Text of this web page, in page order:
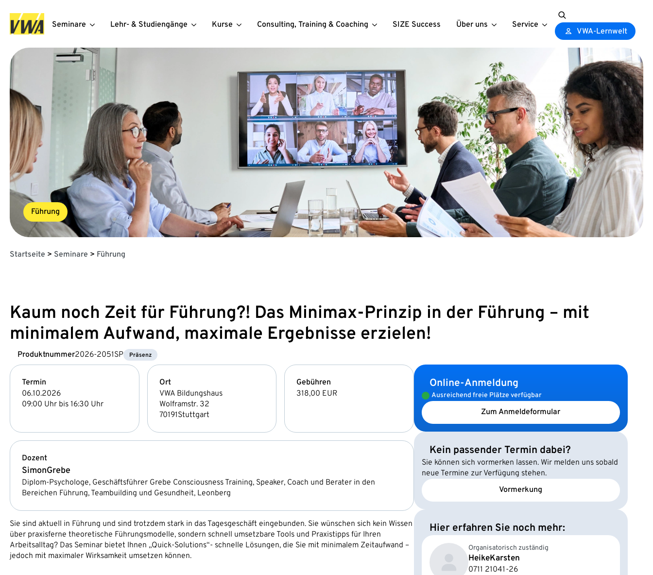
Seminare Lehr- & Studiengänge Kurse Consulting, Training & Coaching SIZE Success Über uns Service
Search
for:
VWA-Lernwelt
Führung
Startseite > Seminare > Führung
Kaum noch Zeit für Führung?! Das Minimax-Prinzip in der Führung – mit
minimalem Aufwand, maximale Ergebnisse erzielen!
Produktnummer2026-2051SP Präsenz
Termin
06.10.2026
09:00 Uhr bis 16:30 Uhr
Ort
VWA Bildungshaus
Wolframstr. 32
70191Stuttgart
Gebühren
318,00 EUR
Dozent
SimonGrebe
Diplom-Psychologe, Geschäftsführer Grebe Consciousness Training, Speaker, Coach und Berater in den
Bereichen Führung, Teambuilding und Gesundheit, Leonberg
Sie sind aktuell in Führung und sind trotzdem stark in das Tagesgeschäft eingebunden. Sie wünschen sich kein Wissen
über praxisferne theoretische Führungsmodelle, sondern schnell umsetzbare Tools und Praxistipps für Ihren
Arbeitsalltag? Das Seminar bietet Ihnen „Quick-Solutions“- schnelle Lösungen, die Sie mit minimalem Zeitaufwand –
jedoch mit maximaler Wirksamkeit umsetzen können.
Online-Anmeldung
Ausreichend freie Plätze verfügbar
Zum Anmeldeformular
Kein passender Termin dabei?
Sie können sich vormerken lassen. Wir melden uns sobald
neue Termine zur Verfügung stehen.
Vormerkung
Hier erfahren Sie noch mehr:
Organisatorisch zuständig
HeikeKarsten
0711 21041-26